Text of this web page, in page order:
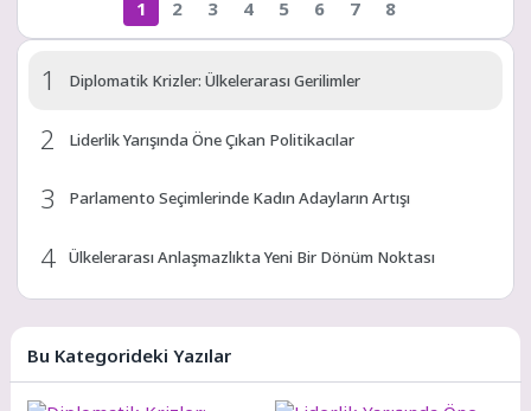
1 2 3 4 5 6 7 8
1 Diplomatik Krizler: Ülkelerarası Gerilimler
2 Liderlik Yarışında Öne Çıkan Politikacılar
3 Parlamento Seçimlerinde Kadın Adayların Artışı
4 Ülkelerarası Anlaşmazlıkta Yeni Bir Dönüm Noktası
6
Yeni Yasa Tasarısı Hangi Tartışmaları Beraberinde
Getiriyor?
Bu Kategorideki Yazılar